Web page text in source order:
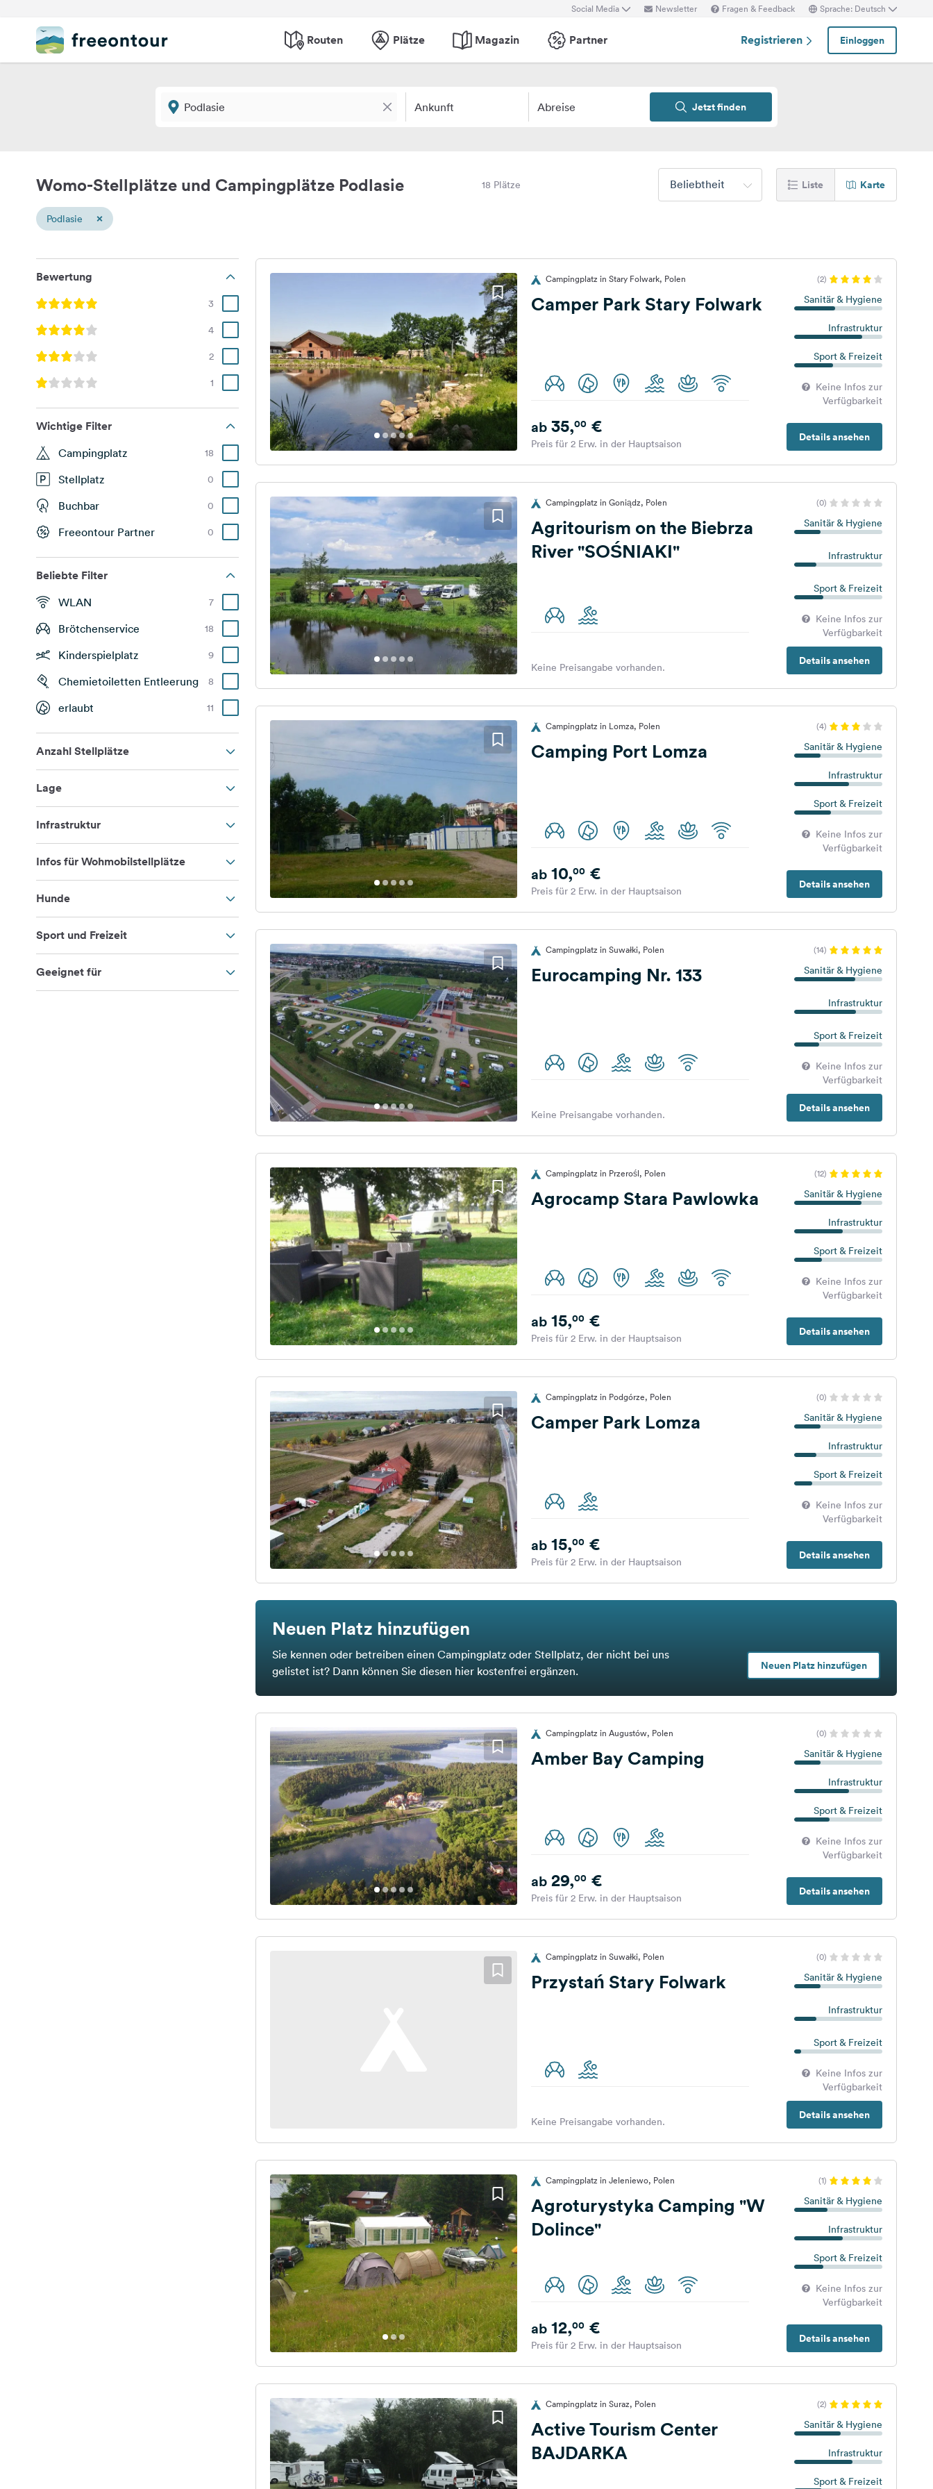
Social Media Newsletter Fragen & Feedback Sprache: Deutsch
Routen Plätze Magazin Partner Registrieren Einloggen
Ankunft Abreise Jetzt finden
Womo-Stellplätze und Campingplätze Podlasie 18 Plätze Beliebtheit Liste Karte
Podlasie ×
Bewertung
3
4
2
1
Wichtige Filter
Campingplatz 18
Stellplatz 0
Buchbar 0
Freeontour Partner 0
Beliebte Filter
WLAN 7
Brötchenservice 18
Kinderspielplatz 9
Chemietoiletten Entleerung 8
erlaubt 11
Anzahl Stellplätze
Lage
Infrastruktur
Infos für Wohmobilstellplätze
Hunde
Sport und Freizeit
Geeignet für
Campingplatz in Stary Folwark, Polen (2)
Camper Park Stary Folwark Sanitär & Hygiene
Infrastruktur
Sport & Freizeit
Keine Infos zur
Verfügbarkeit
Details ansehen
ab35,00€
Preis für 2 Erw. in der Hauptsaison
Campingplatz in Goniądz, Polen (0)
Agritourism on the Biebrza
River "SOŚNIAKI"
Sanitär & Hygiene
Infrastruktur
Sport & Freizeit
Keine Infos zur
Verfügbarkeit
Details ansehen
Keine Preisangabe vorhanden.
Campingplatz in Lomza, Polen (4)
Camping Port Lomza Sanitär & Hygiene
Infrastruktur
Sport & Freizeit
Keine Infos zur
Verfügbarkeit
Details ansehen
ab10,00€
Preis für 2 Erw. in der Hauptsaison
Campingplatz in Suwałki, Polen (14)
Eurocamping Nr. 133 Sanitär & Hygiene
Infrastruktur
Sport & Freizeit
Keine Infos zur
Verfügbarkeit
Details ansehen
Keine Preisangabe vorhanden.
Campingplatz in Przerośl, Polen (12)
Agrocamp Stara Pawlowka Sanitär & Hygiene
Infrastruktur
Sport & Freizeit
Keine Infos zur
Verfügbarkeit
Details ansehen
ab15,00€
Preis für 2 Erw. in der Hauptsaison
Campingplatz in Podgórze, Polen (0)
Camper Park Lomza Sanitär & Hygiene
Infrastruktur
Sport & Freizeit
Keine Infos zur
Verfügbarkeit
Details ansehen
ab15,00€
Preis für 2 Erw. in der Hauptsaison
Neuen Platz hinzufügen
Sie kennen oder betreiben einen Campingplatz oder Stellplatz, der nicht bei uns
gelistet ist? Dann können Sie diesen hier kostenfrei ergänzen.
Neuen Platz hinzufügen
Campingplatz in Augustów, Polen (0)
Amber Bay Camping Sanitär & Hygiene
Infrastruktur
Sport & Freizeit
Keine Infos zur
Verfügbarkeit
Details ansehen
ab29,00€
Preis für 2 Erw. in der Hauptsaison
Campingplatz in Suwałki, Polen (0)
Przystań Stary Folwark Sanitär & Hygiene
Infrastruktur
Sport & Freizeit
Keine Infos zur
Verfügbarkeit
Details ansehen
Keine Preisangabe vorhanden.
Campingplatz in Jeleniewo, Polen (1)
Agroturystyka Camping "W
Dolince"
Sanitär & Hygiene
Infrastruktur
Sport & Freizeit
Keine Infos zur
Verfügbarkeit
Details ansehen
ab12,00€
Preis für 2 Erw. in der Hauptsaison
Campingplatz in Suraz, Polen (2)
Active Tourism Center
BAJDARKA
Sanitär & Hygiene
Infrastruktur
Sport & Freizeit